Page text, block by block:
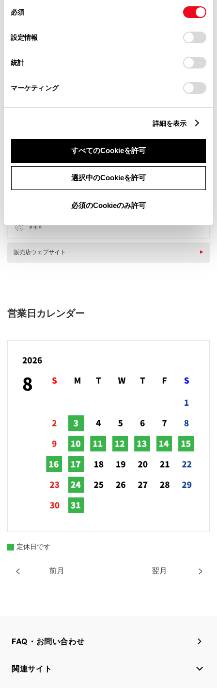
デバイスにすべてのCookie(クッキー)が保存されることに同
意したことになります。Cookie(クッキー)のオプトアウト、
設定の変更、同意を撤回したりするにあたっては、当社の
「Cookie（クッキー）情報の取り扱いについて
」をご覧くだ
必須
設定情報
統計
マーケティング
詳細を表示
すべてのCookieを許可
選択中のCookieを許可
必須のCookieのみ許可
ア
扱店
pipit
販売店ウェブサイト
営業日カレンダー
前月 翌月
定休日です
FAQ・お問い合わせ
関連サイト